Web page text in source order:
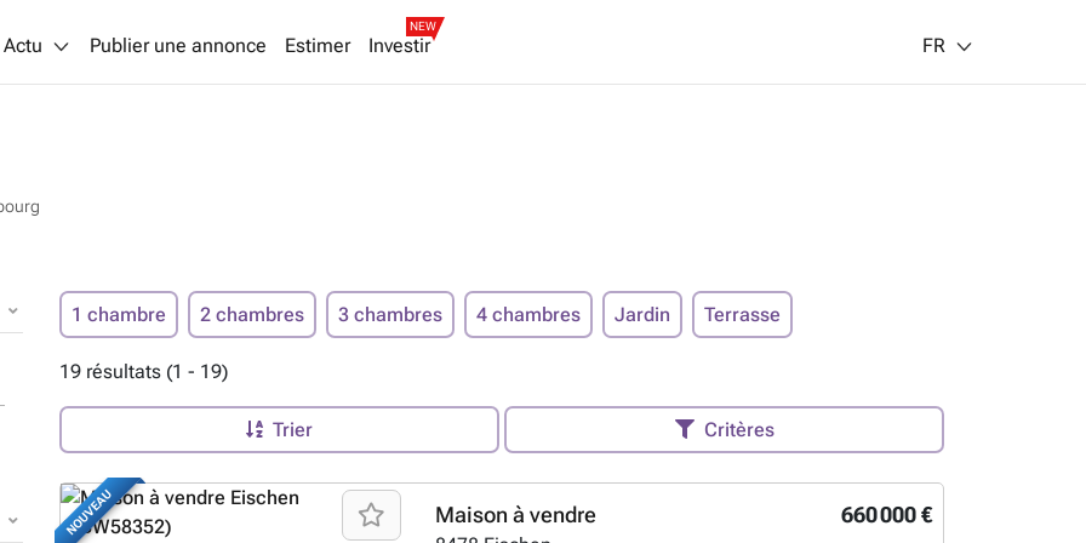
Actu Publier une annonce Estimer Investir
NEW
FR
1 chambre 2 chambres 3 chambres 4 chambres Jardin Terrasse
19 résultats (1 - 19)
Trier Critères
NOUVEAU 660 000 €
Maison à vendre